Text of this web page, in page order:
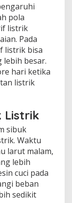
pola
listrik
Pada
listrik bisa
lebih besar.
hari ketika
listrik
Listrik
sibuk
Waktu
larut malam,
lebih
cuci pada
beban
sedikit